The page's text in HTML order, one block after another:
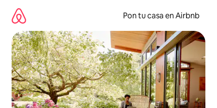
contenido
Pon tu casa en Airbnb